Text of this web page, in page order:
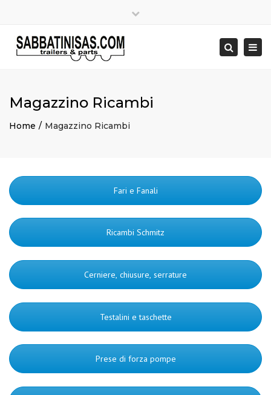
Magazzino Ricambi
Home Magazzino Ricambi
Fari e Fanali
Ricambi Schmitz
Cerniere, chiusure, serrature
Testalini e taschette
Prese di forza pompe